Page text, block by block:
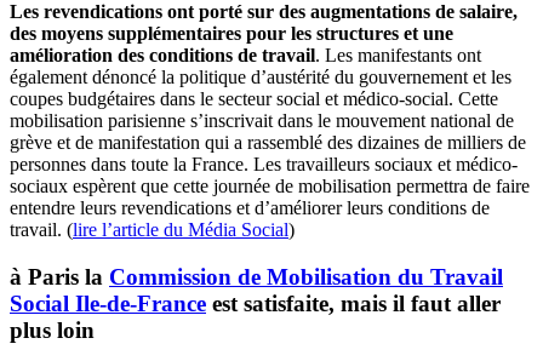
Les revendications ont porté sur des augmentations de salaire,
des moyens supplémentaires pour les structures et une
amélioration des conditions de travail. Les manifestants ont
également dénoncé la politique d’austérité du gouvernement et les
coupes budgétaires dans le secteur social et médico-social. Cette
mobilisation parisienne s’inscrivait dans le mouvement national de
grève et de manifestation qui a rassemblé des dizaines de milliers de
personnes dans toute la France. Les travailleurs sociaux et médico-
sociaux espèrent que cette journée de mobilisation permettra de faire
entendre leurs revendications et d’améliorer leurs conditions de
travail. (lire l’article du Média Social)
à Paris la Commission de Mobilisation du Travail
Social Ile-de-France est satisfaite, mais il faut aller
plus loin